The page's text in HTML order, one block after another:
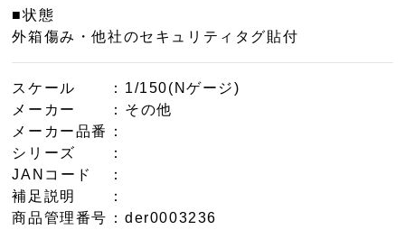
■状態
外箱傷み・他社のセキュリティタグ貼付
スケール
：1/150(Nゲージ)
メーカー
：その他
メーカー品番
：
シリーズ
：
JANコード
：
補足説明
：
商品管理番号 ：der0003236